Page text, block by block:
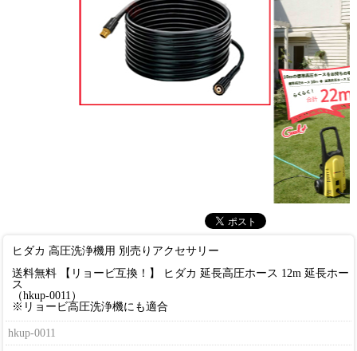
ヒダカ 高圧洗浄機用 別売りアクセサリー
送料無料 【リョービ互換！】 ヒダカ 延長高圧ホース 12m 延長ホー
ス
（hkup-0011）
※リョービ高圧洗浄機にも適合
hkup-0011